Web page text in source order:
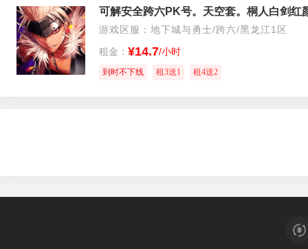
可解安全跨六PK号。天空套。桐人白剑红
游戏区服：地下城与勇士/跨六/黑龙江1区
租金： ¥14.7/小时
到时不下线 租3送1 租4送2